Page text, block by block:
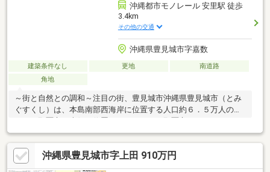
沖縄都市モノレール 安里駅 徒歩
3.4km
その他の交通
沖縄県豊見城市字嘉数
建築条件なし 更地
南道路
角地
～街と自然との調和～注目の街、豊見城市沖縄県豊見城市（とみ
ぐすくし）は、本島南部西海岸に位置する人口約６．５万人の市
として発展しました。東シナ海に面した沿岸部には「豊崎海浜公
園・オリオンＥＣＯ美らＳＵＮビーチ」や「しおさい公園」など
の公園から「沖縄アウトレットモールあしびなー」「道の駅 豊
崎」などの商業施設、那覇空港近くのリゾート施設が集まる「瀬
沖縄県豊見城市字上田 910万円